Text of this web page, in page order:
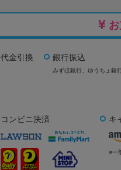
代金引換 銀行振込
みずほ銀行、 ゆうちょ銀
コンビニ決済 キ
※一